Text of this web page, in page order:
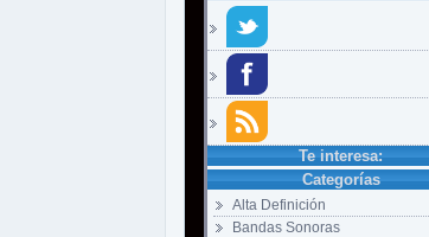
Te interesa:
Categorías
Alta Definición
Bandas Sonoras